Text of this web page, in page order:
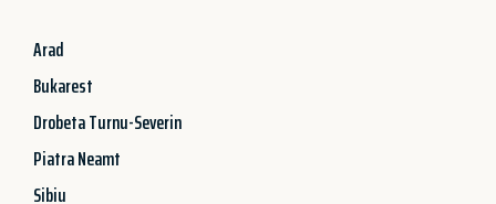
Arad
Bukarest
Drobeta Turnu-Severin
Piatra Neamt
Sibiu